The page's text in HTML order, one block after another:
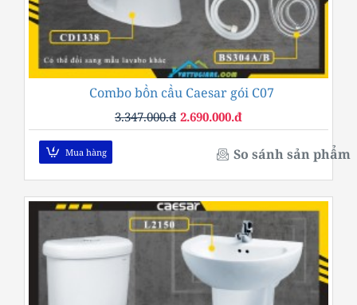
Combo bồn cầu Caesar gói C07
2.690.000.đ
3.347.000.đ
Mua hàng So sánh sản phẩm